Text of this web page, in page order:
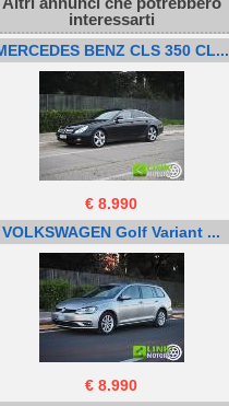
interessarti
BENZ CLS 350 CL...
€ 8.990
VOLKSWAGEN Golf Variant ...
€ 8.990